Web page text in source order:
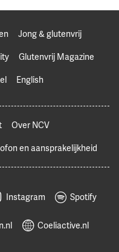
Jong & glutenvrij
Glutenvrij Magazine
English
Over NCV
en aansprakelijkheid
Instagram Spotify
Coeliactive.nl